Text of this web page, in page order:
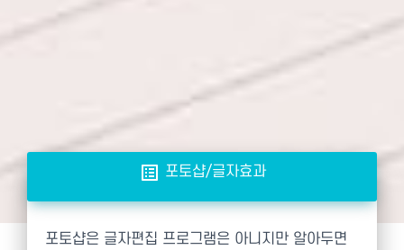
list_alt 포토샵/글자효과
포토샵은 글자편집 프로그램은 아니지만 알아두면